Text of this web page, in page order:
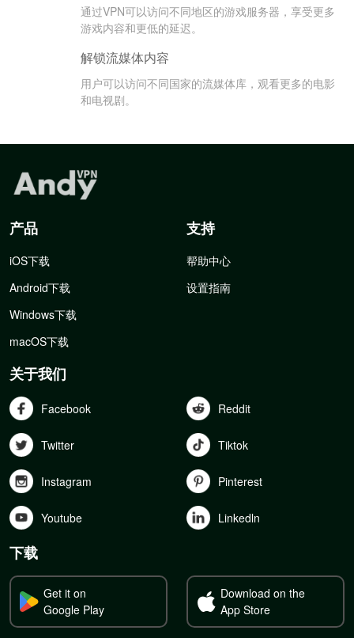
通过VPN可以访问不同地区的游戏服务器，享受更多
游戏内容和更低的延迟。
解锁流媒体内容
用户可以访问不同国家的流媒体库，观看更多的电影
和电视剧。
产品
iOS下载
Android下载
Windows下载
macOS下载
支持
帮助中心
设置指南
关于我们
Facebook Reddit
Twitter Tiktok
Instagram Pinterest
Youtube Linkedln
下载
Get it on
Google Play
Download on the
App Store